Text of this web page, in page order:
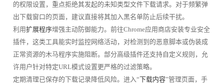
的权限设置，重点拒绝其发起的未知类型文件下载请求。对于频繁弹
出下载窗口的页面，建议直接将其加入黑名单防止后续干扰。
利用扩展程序增强主动防御能力。前往Chrome应用商店安装专业安全
插件，这类工具能实时监控网络活动，对检测到的恶意脚本或伪装成
正常资源的木马程序实施阻断。部分高级插件还支持自定义规则，允
许用户针对特定URL模式设置更严格的过滤策略。
定期清理已保存的下载记录降低风险。进入“下载内容”管理页面，手